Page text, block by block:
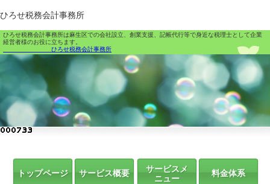
ひろせ税務会計事務所
ひろせ税務会計事務所は麻生区での会社設立、創業支援、記帳代行等で身近な税理士として企業
経営者様のお役に立ちます。
ひろせ税務会計事務所
トップページ サービス概要
サービスメ
ニュー
料金体系